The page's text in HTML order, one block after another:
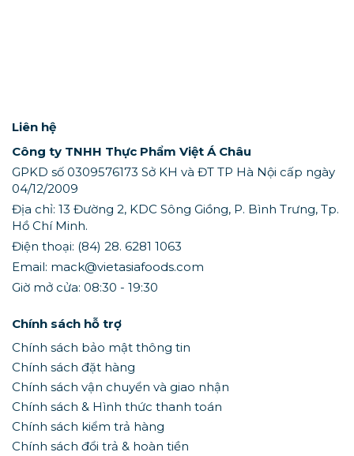
Liên hệ
Công ty TNHH Thực Phẩm Việt Á Châu
GPKD số 0309576173 Sở KH và ĐT TP Hà Nội cấp ngày
04/12/2009
Địa chỉ: 13 Đường 2, KDC Sông Giồng, P. Bình Trưng, Tp.
Hồ Chí Minh.
Điện thoại: (84) 28. 6281 1063
Email: mack@vietasiafoods.com
Giờ mở cửa: 08:30 - 19:30
Chính sách hỗ trợ
Chính sách bảo mật thông tin
Chính sách đặt hàng
Chính sách vận chuyển và giao nhận
Chính sách & Hình thức thanh toán
Chính sách kiểm trả hàng
Chính sách đổi trả & hoàn tiền